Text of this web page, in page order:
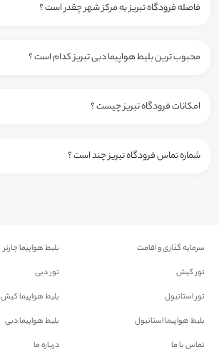
فاصله فرودگاه تبریز به مرکز شهر چقدر است ؟
محبوب ترین بلیط هواپیما دبی تبریز کدام است ؟
امکانات فرودگاه تبریز چیست ؟
شماره تماس فرودگاه تبریز چند است ؟
سرمایه گذاری و اقامت
بلیط هواپیما چارتر
تور کیش
تور دبی
تور استانبول
بلیط هواپیما کیش
بلیط هواپیما استانبول
بلیط هواپیما دبی
تماس با ما
درباره ما